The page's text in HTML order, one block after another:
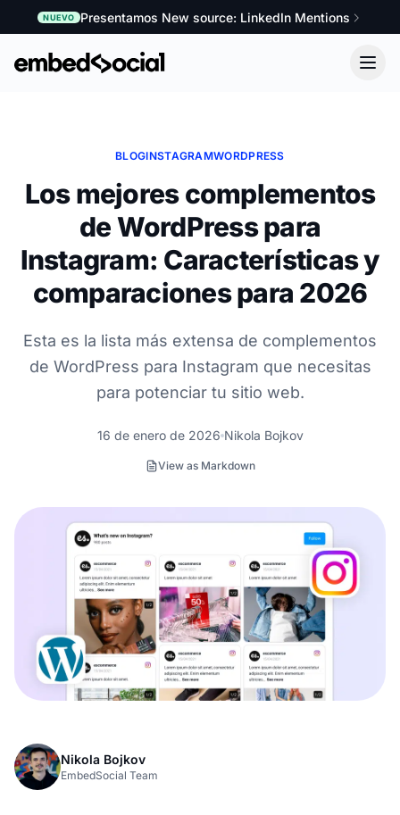
NUEVO Presentamos New source: LinkedIn Mentions
BLOGINSTAGRAMWORDPRESS
Los mejores complementos
de WordPress para
Instagram: Características y
comparaciones para 2026
Esta es la lista más extensa de complementos
de WordPress para Instagram que necesitas
para potenciar tu sitio web.
16 de enero de 2026 Nikola Bojkov
View as Markdown
Nikola Bojkov
EmbedSocial Team